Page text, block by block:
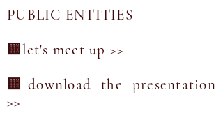
PUBLIC ENTITIES
🟨let's meet up >>
🟨download the presentation
>>